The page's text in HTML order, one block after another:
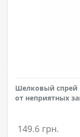
Шелковый спрей
от неприятных
149.6 грн.